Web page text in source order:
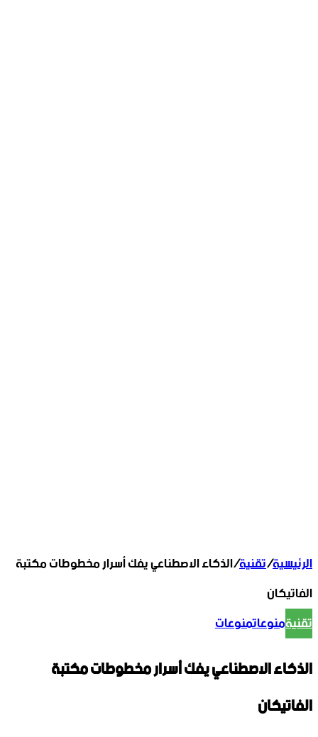
الرئيسية/تقنية/الذكاء الاصطناعي يفك أسرار مخطوطات مكتبة
الفاتيكان
تقنيةمنوعاتمنوعات
الذكاء الاصطناعي يفك أسرار مخطوطات مكتبة
الفاتيكان